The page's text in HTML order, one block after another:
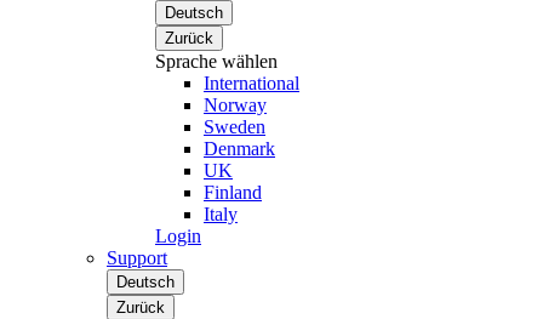
Deutsch
Zurück
Sprache wählen
International
Norway
Sweden
Denmark
UK
Finland
Italy
Login
Support
Deutsch
Zurück